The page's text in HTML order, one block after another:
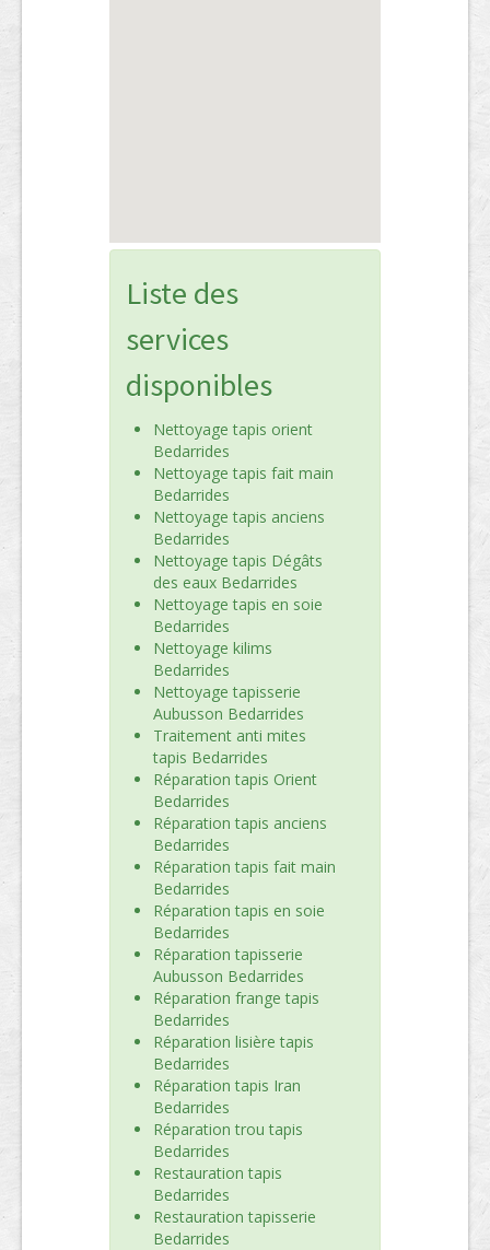
Liste des
services
disponibles
Nettoyage tapis orient
Bedarrides
Nettoyage tapis fait main
Bedarrides
Nettoyage tapis anciens
Bedarrides
Nettoyage tapis Dégâts
des eaux Bedarrides
Nettoyage tapis en soie
Bedarrides
Nettoyage kilims
Bedarrides
Nettoyage tapisserie
Aubusson Bedarrides
Traitement anti mites
tapis Bedarrides
Réparation tapis Orient
Bedarrides
Réparation tapis anciens
Bedarrides
Réparation tapis fait main
Bedarrides
Réparation tapis en soie
Bedarrides
Réparation tapisserie
Aubusson Bedarrides
Réparation frange tapis
Bedarrides
Réparation lisière tapis
Bedarrides
Réparation tapis Iran
Bedarrides
Réparation trou tapis
Bedarrides
Restauration tapis
Bedarrides
Restauration tapisserie
Bedarrides